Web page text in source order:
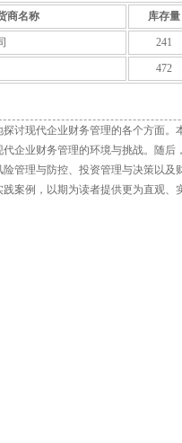
商名称 库存量
241
472
讨现代企业财务管理的各个方面
企业财务管理的环境与挑战。随
管理与防控、投资管理与决策以
案例，以期为读者提供更为直观、